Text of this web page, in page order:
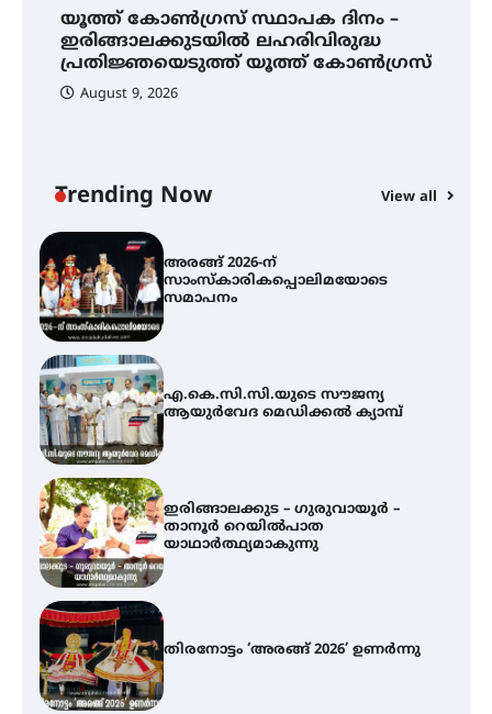
യൂത്ത് കോൺഗ്രസ്‌ സ്ഥാപക ദിനം –
ഇരിങ്ങാലക്കുടയിൽ ലഹരിവിരുദ്ധ
പ്രതിജ്ഞയെടുത്ത് യൂത്ത് കോൺഗ്രസ്
August 9, 2026
Trending Now View all
നിക്ഷേപകർക്ക് പണം തിരികെ
ലഭ്യമാക്കാൻ കേന്ദ്ര-കേരള
സർക്കാരുകൾ അടിയന്തരമായി
ഇടപെടണമെന്ന് ഐ.ടി.യു. ബാങ്ക്
യൂത്ത് കോൺഗ്രസ്
അരങ്ങ് 2026-ന്
സാംസ്കാരികപ്പൊലിമയോടെ
സമാപനം
എ.കെ.സി.സി.യുടെ സൗജന്യ
ആയുർവേദ മെഡിക്കൽ ക്യാമ്പ്
ഇരിങ്ങാലക്കുട – ഗുരുവായൂർ –
താനൂർ റെയിൽപാത
യാഥാർത്ഥ്യമാകുന്നു
തിരനോട്ടം ‘അരങ്ങ് 2026’ ഉണർന്നു